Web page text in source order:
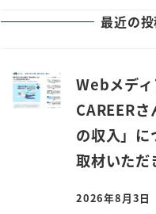
最近の
Webメデ
CAREER
の収入」に
取材いただ
投稿日
2026年8月3日